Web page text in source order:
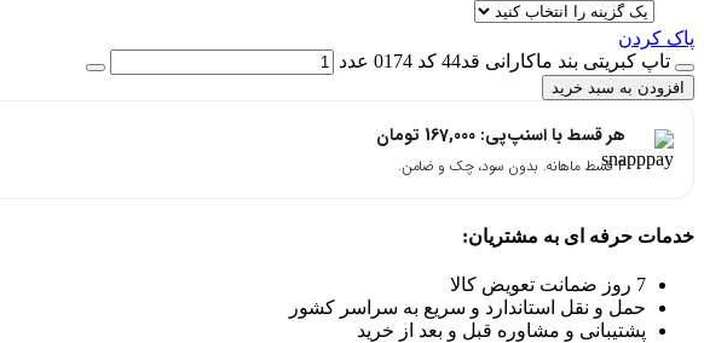
پاک کردن
تاپ کبریتی بند ماکارانی قد44 کد 0174 عدد
افزودن به سبد خرید
هر قسط با اسنپ‌پی: 167,000 تومان
۴ قسط ماهانه. بدون سود، چک و ضامن.
خدمات حرفه ای به مشتریان:
7 روز ضمانت تعویض کالا
حمل و نقل استاندارد و سریع به سراسر کشور
پشتیبانی و مشاوره قبل و بعد از خرید